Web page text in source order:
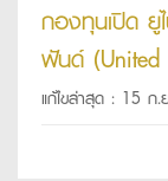
กองทุนเปิด ยู
ฟันด์ (United
UESG) เพื่อ
แก้ไขล่าสุด : 15